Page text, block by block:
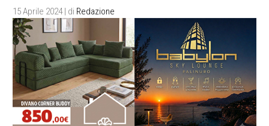
15 Aprile 2024 | di Redazione